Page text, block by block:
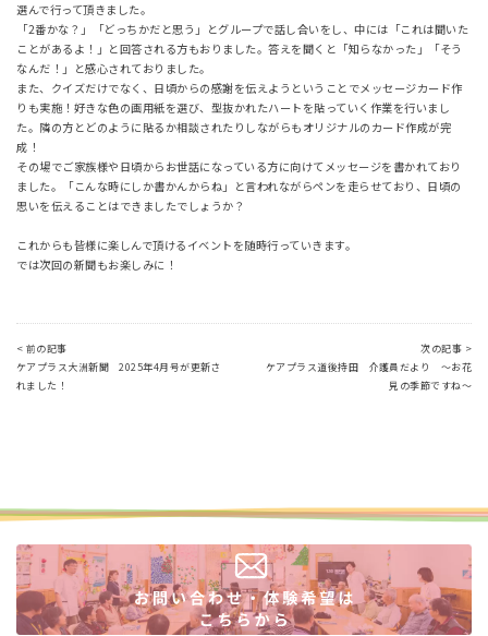
選んで行って頂きました。
「2番かな？」「どっちかだと思う」とグループで話し合いをし、中には「これは聞いた
ことがあるよ！」と回答される方もおりました。答えを聞くと「知らなかった」「そう
なんだ！」と感心されておりました。
また、クイズだけでなく、日頃からの感謝を伝えようということでメッセージカード作
りも実施！好きな色の画用紙を選び、型抜かれたハートを貼っていく作業を行いまし
た。隣の方とどのように貼るか相談されたりしながらもオリジナルのカード作成が完
成！
その場でご家族様や日頃からお世話になっている方に向けてメッセージを書かれており
ました。「こんな時にしか書かんからね」と言われながらペンを走らせており、日頃の
思いを伝えることはできましたでしょうか？
これからも皆様に楽しんで頂けるイベントを随時行っていきます。
では次回の新聞もお楽しみに！
< 前の記事
ケアプラス大洲新聞 2025年4月号が更新さ
れました！
次の記事 >
ケアプラス道後持田 介護員だより ～お花
見の季節ですね～